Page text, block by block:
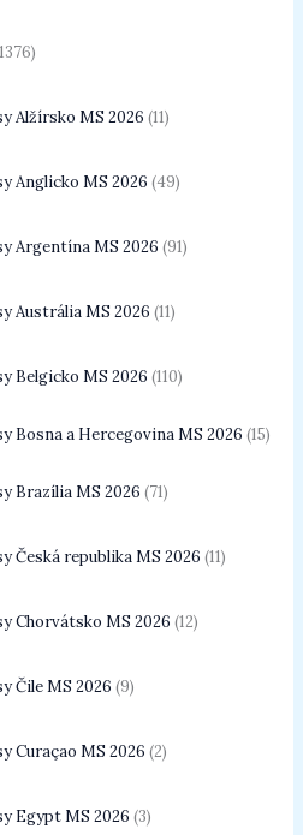
Alžírsko MS 2026 11
Anglicko MS 2026 49
Argentína MS 2026 91
Austrália MS 2026 11
Belgicko MS 2026 110
Bosna a Hercegovina MS 2026 15
Brazília MS 2026 71
Česká republika MS 2026 11
Chorvátsko MS 2026 12
Čile MS 2026 9
Curaçao MS 2026 2
Egypt MS 2026 3